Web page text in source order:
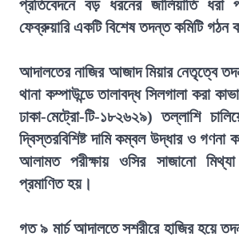
প্রতিবেদনে বড় ধরনের জালিয়াতি
ফেব্রুয়ারি একটি বিশেষ তদন্ত কমিটি গঠন
আদালতের নাজির আজাদ মিয়ার নেতৃত্বে
থানা কম্পাউন্ডে তালাবদ্ধ সিলগালা করা
ঢাকা-মেট্রো-টি-১৮২৬২৯) তল্লাশি
দ্বিস্তরবিশিষ্ট দামি কম্বল উদ্ধার ও
আলামত পরীক্ষায় ওসির সাজানো
প্রমাণিত হয়।
গত ৯ মার্চ আদালতে সশরীরে হাজির হয়ে